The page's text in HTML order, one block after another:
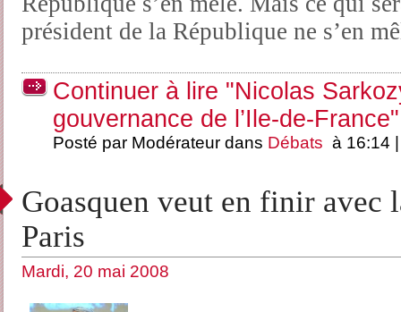
président de la République ne s’en
Continuer à lire "Nicolas
gouvernance de l’Ile-de-France"
Posté par Modérateur dans Débats à 16:14
Goasquen veut en finir avec
Paris
Mardi, 20 mai 2008